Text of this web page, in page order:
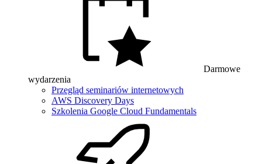
Darmowe
wydarzenia
Przegląd seminariów internetowych
AWS Discovery Days
Szkolenia Google Cloud Fundamentals